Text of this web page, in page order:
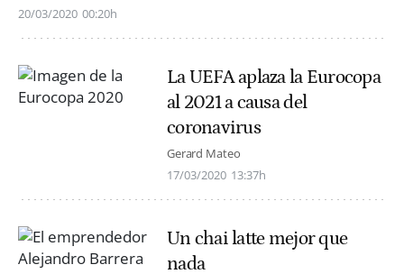
20/03/2020 00:20h
La UEFA aplaza la Eurocopa
al 2021 a causa del
coronavirus
Gerard Mateo
17/03/2020 13:37h
Un chai latte mejor que
nada